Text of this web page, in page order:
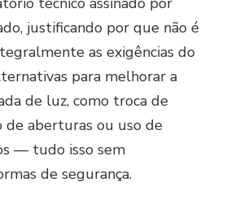
justificando por que não é
as exigências do
para melhorar a
de luz, como troca de
de aberturas ou uso de
— tudo isso sem
de segurança.